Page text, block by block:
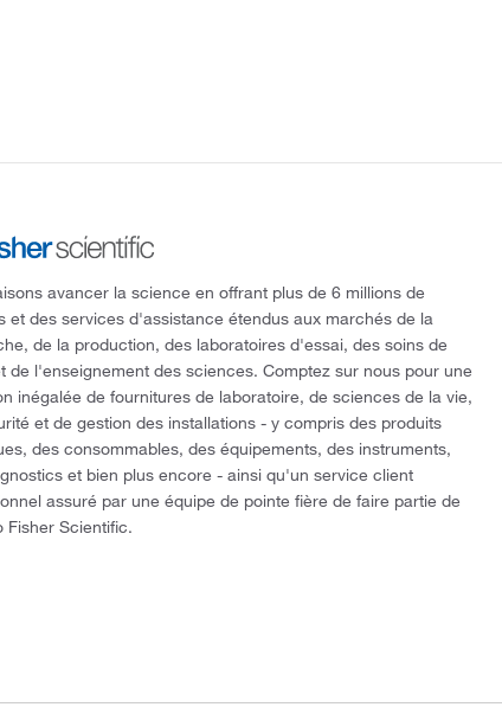
avancer la science en offrant plus de 6 millions de
et des services d'assistance étendus aux marchés de la
de la production, des laboratoires d'essai, des soins de
de l'enseignement des sciences. Comptez sur nous pour une
inégalée de fournitures de laboratoire, de sciences de la vie,
et de gestion des installations - y compris des produits
des consommables, des équipements, des instruments,
et bien plus encore - ainsi qu'un service client
assuré par une équipe de pointe fière de faire partie de
Fisher Scientific.